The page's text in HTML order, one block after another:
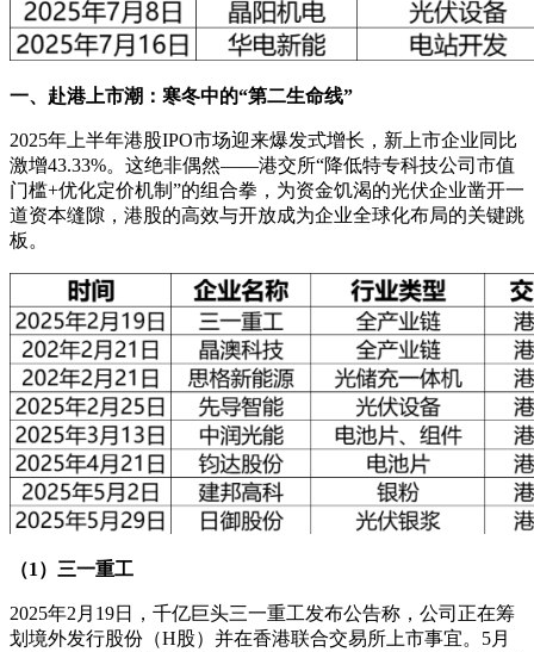
一、赴港上市潮：寒冬中的“第二生命线”
2025年上半年港股IPO市场迎来爆发式增长，新上市企业同比
激增43.33%。这绝非偶然——港交所“降低特专科技公司市值
门槛+优化定价机制”的组合拳，为资金饥渴的光伏企业凿开一
道资本缝隙，港股的高效与开放成为企业全球化布局的关键跳
板。
（1）三一重工
2025年2月19日，千亿巨头三一重工发布公告称，公司正在筹
划境外发行股份（H股）并在香港联合交易所上市事宜。5月